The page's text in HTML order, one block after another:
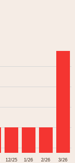
12/25 1/26 2/26 3/26